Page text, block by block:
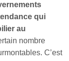
qui
au
nombre
C’est